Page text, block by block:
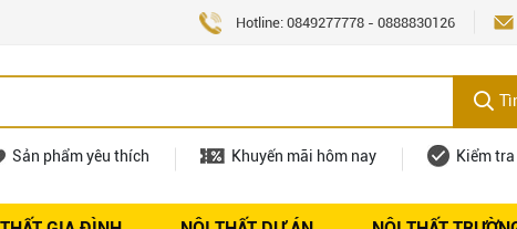
Hotline: 0849277778 - 0888830126
Sản phẩm yêu thích Khuyến mãi hôm nay Kiểm